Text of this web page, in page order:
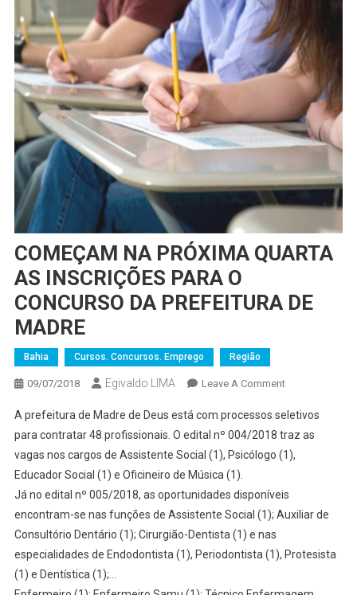
COMEÇAM NA PRÓXIMA QUARTA
AS INSCRIÇÕES PARA O
CONCURSO DA PREFEITURA DE
MADRE
Bahia Cursos. Concursos. Emprego Região
09/07/2018 Egivaldo LIMA Leave A CommentOn
NA
PRÓXIMA
QUARTA
INSCRIÇÕES
PARA
CONCURSO
A prefeitura de Madre de Deus está com processos seletivos
para contratar 48 profissionais. O edital nº 004/2018 traz as
vagas nos cargos de Assistente Social (1), Psicólogo (1),
Educador Social (1) e Oficineiro de Música (1).
Já no edital nº 005/2018, as oportunidades disponíveis
encontram-se nas funções de Assistente Social (1); Auxiliar de
Consultório Dentário (1); Cirurgião-Dentista (1) e nas
especialidades de Endodontista (1), Periodontista (1), Protesista
(1) e Dentística (1);…